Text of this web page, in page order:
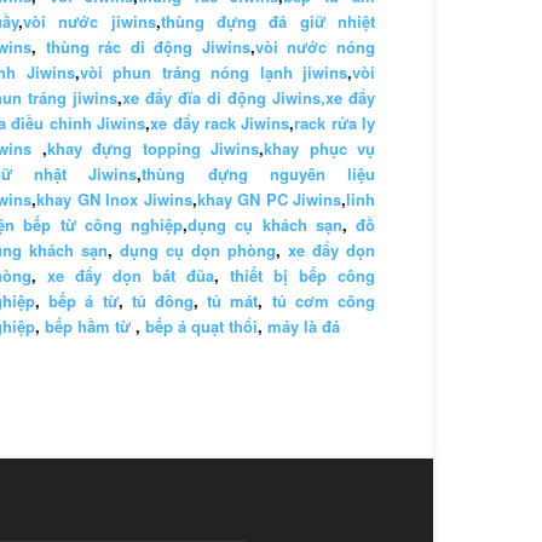
,vòi nước jiwins,thùng đựng đá giữ nhiệt
, thùng rác di động Jiwins,vòi nước nóng
Jiwins,vòi phun tráng nóng lạnh jiwins,vòi
tráng jiwins,xe đẩy đĩa di động Jiwins,xe đẩy
điều chỉnh Jiwins,xe đẩy rack Jiwins,rack rửa ly
,khay đựng topping Jiwins,khay phục vụ
nhật Jiwins,thùng đựng nguyên liệu
,khay GN Inox Jiwins,khay GN PC Jiwins,linh
bếp từ công nghiệp,dụng cụ khách sạn, đồ
khách sạn, dụng cụ dọn phòng, xe đẩy dọn
, xe đẩy dọn bát đũa, thiết bị bếp công
,bếp á từ, tủ đông,tủ mát, tủ cơm công
, bếp hầm từ , bếp á quạt thổi, máy là đá